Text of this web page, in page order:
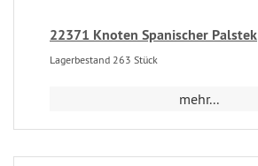
22371 Knoten Spanischer Palstek
Lagerbestand 263 Stück
mehr...